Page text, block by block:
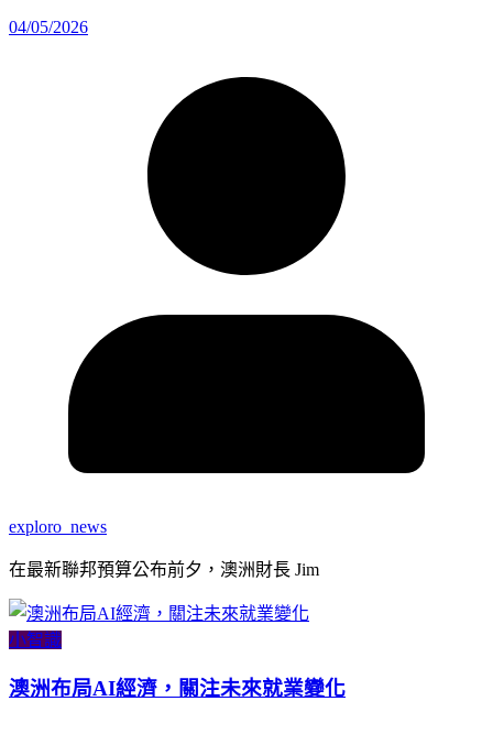
04/05/2026
exploro_news
在最新聯邦預算公布前夕，澳洲財長 Jim
小智識
澳洲布局AI經濟，關注未來就業變化